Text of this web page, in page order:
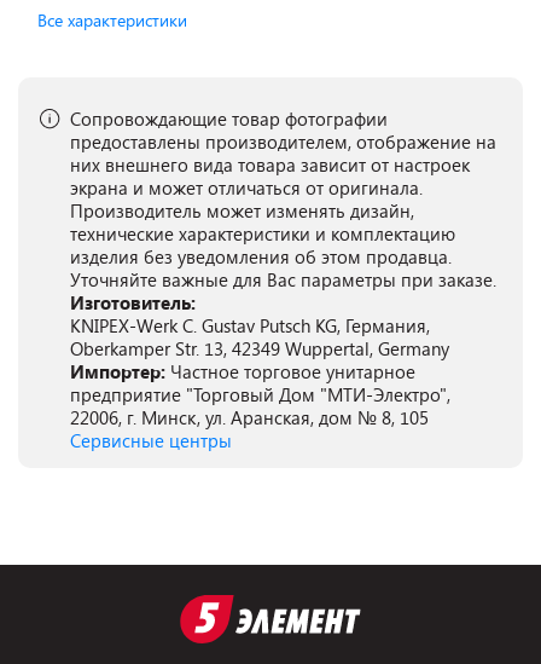
Все характеристики
Сопровождающие товар фотографии
предоставлены производителем, отображение на
них внешнего вида товара зависит от настроек
экрана и может отличаться от оригинала.
Производитель может изменять дизайн,
технические характеристики и комплектацию
изделия без уведомления об этом продавца.
Уточняйте важные для Вас параметры при заказе.
Изготовитель:
KNIPEX-Werk C. Gustav Putsch KG, Германия,
Oberkamper Str. 13, 42349 Wuppertal, Germany
Импортер: Частное торговое унитарное
предприятие "Торговый Дом "МТИ-Электро",
22006, г. Минск, ул. Аранская, дом № 8, 105
Сервисные центры